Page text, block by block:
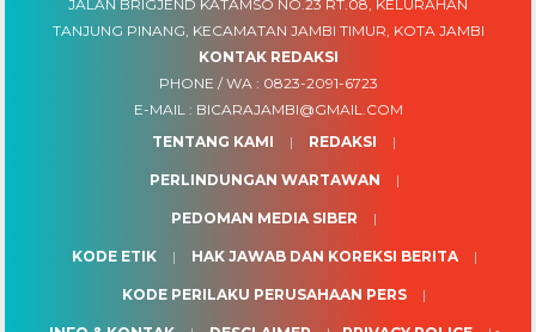
JALAN BRIGJEND KATAMSO NO.23 RT.08, KELURAHAN
TANJUNG PINANG, KECAMATAN JAMBI TIMUR, KOTA JAMBI
KONTAK REDAKSI
PHONE / WA : 0823-2091-6723
E-MAIL : BICARAJAMBI@GMAIL.COM
TENTANG KAMI
REDAKSI
PERLINDUNGAN WARTAWAN
PEDOMAN MEDIA SIBER
KODE ETIK HAK JAWAB DAN KOREKSI BERITA
KODE PERILAKU PERUSAHAAN PERS